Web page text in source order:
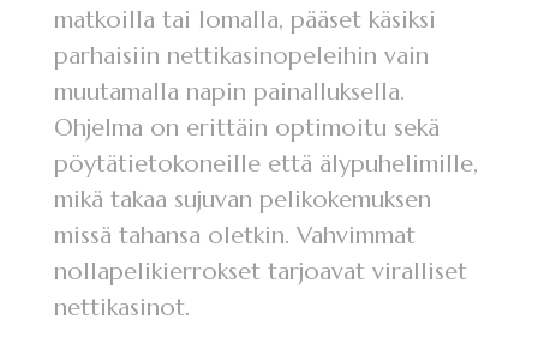
matkoilla tai lomalla, pääset käsiksi
parhaisiin nettikasinopeleihin vain
muutamalla napin painalluksella.
Ohjelma on erittäin optimoitu sekä
pöytätietokoneille että älypuhelimille,
mikä takaa sujuvan pelikokemuksen
missä tahansa oletkin. Vahvimmat
nollapelikierrokset tarjoavat viralliset
nettikasinot.